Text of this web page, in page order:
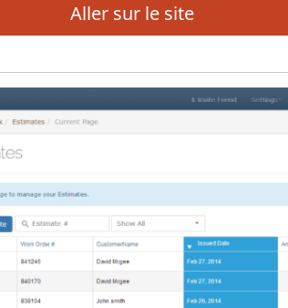
Aller sur le site